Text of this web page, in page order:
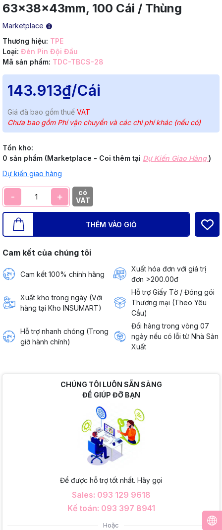
63x38x43mm, 100 Cái / Thùng
Marketplace
Thương hiệu: TPE
Loại: Đèn Pin Đội Đầu
Mã sản phẩm: TDC-TBCS-28
143.913₫/Cái
Giá đã bao gồm thuế VAT
Chưa bao gồm Phí vận chuyển và các chi phí khác (nếu có)
Tồn kho:
0 sản phẩm (Marketplace - Coi thêm tại Dự Kiến Giao Hàng)
Dự kiến giao hàng
- +
có
VAT
THÊM VÀO GIỎ
Cam kết của chúng tôi
Cam kết 100% chính hãng
Xuất hóa đơn với giá trị
đơn >200.00đ
Xuất kho trong ngày (Với
hàng tại Kho INSUMART)
Hỗ trợ Giấy Tờ / Đóng gói
Thương mại (Theo Yêu
Cầu)
Hỗ trợ nhanh chóng (Trong
giờ hành chính)
Đổi hàng trong vòng 07
ngày nếu có lỗi từ Nhà Sản
Xuất
CHÚNG TÔI LUÔN SẴN SÀNG
ĐỂ GIÚP ĐỠ BẠN
Để được hỗ trợ tốt nhất. Hãy gọi
Sales: 093 129 9618
Kế toán: 093 397 8941
Hoặc